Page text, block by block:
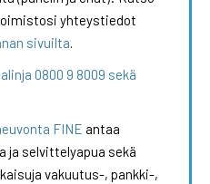
yhteystiedot
sivuilta.
0800 9 8009 sekä
FINE antaa
ja selvittelyapua sekä
vakuutus-, pankki-,